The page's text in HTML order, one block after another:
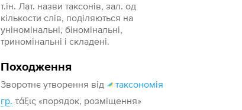
т.ін. Лат. назви таксонів, зал. од
кількости слів, поділяються на
уніномінальні, біномінальні,
триномінальні і складені.
Походження
Зворотнє утворення від
таксономія
гр. τάξις «порядок, розміщення»